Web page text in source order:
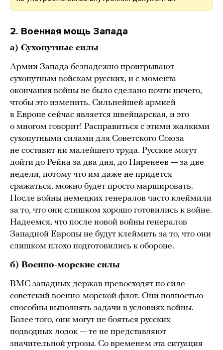
2. Военная мощь Запада
а) Сухопутные силы
Армии Запада безнадежно проигрывают
сухопутным войскам русских, и с момента
окончания войны не было сделано почти ничего,
чтобы это изменить. Сильнейшей армией
в Европе сейчас является швейцарская, и это
о многом говорит! Расправиться с этими жалкими
сухопутными силами для Советского Союза
не составит ни малейшего труда. Русские могут
дойти до Рейна за два дня, до Пиренеев — за две
недели, потому что им даже не придется
сражаться, можно будет просто маршировать.
После войны немецких генералов часто клеймили
за то, что они слишком хорошо готовились к войне.
Надеемся, что после новой войны генералов
Западной Европы не будут клеймить за то, что они
слишком плохо подготовились к обороне.
б) Военно-морские силы
ВМС западных держав превосходят по силе
советский военно-морской флот. Они полностью
способны выполнять задачи в условиях войны.
Более того, они могут не бояться русских
подводных лодок — те не представляют
значительной угрозы. Со временем эта ситуация